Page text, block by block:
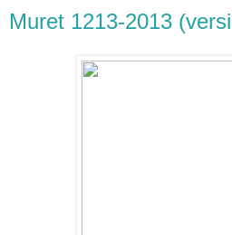
Muret 1213-2013